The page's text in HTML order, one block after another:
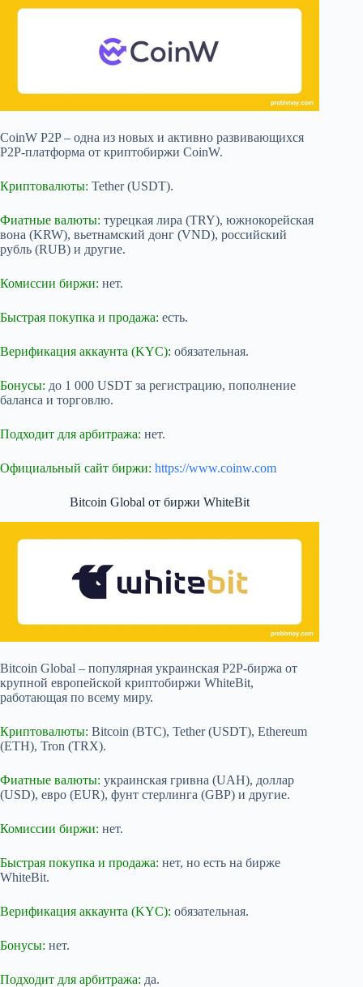
CoinW P2P – одна из новых и активно развивающихся
P2P-платформа от криптобиржи CoinW.
Криптовалюты: Tether (USDT).
Фиатные валюты: турецкая лира (TRY), южнокорейская
вона (KRW), вьетнамский донг (VND), российский
рубль (RUB) и другие.
Комиссии биржи: нет.
Быстрая покупка и продажа: есть.
Верификация аккаунта (KYC): обязательная.
Бонусы: до 1 000 USDT за регистрацию, пополнение
баланса и торговлю.
Подходит для арбитража: нет.
Официальный сайт биржи: https://www.coinw.com
Bitcoin Global от биржи WhiteBit
Bitcoin Global – популярная украинская P2P-биржа от
крупной европейской криптобиржи WhiteBit,
работающая по всему миру.
Криптовалюты: Bitcoin (BTC), Tether (USDT), Ethereum
(ETH), Tron (TRX).
Фиатные валюты: украинская гривна (UAH), доллар
(USD), евро (EUR), фунт стерлинга (GBP) и другие.
Комиссии биржи: нет.
Быстрая покупка и продажа: нет, но есть на бирже
WhiteBit.
Верификация аккаунта (KYC): обязательная.
Бонусы: нет.
Подходит для арбитража: да.